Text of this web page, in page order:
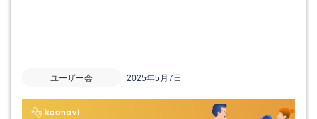
ユーザー会 2025年5月7日